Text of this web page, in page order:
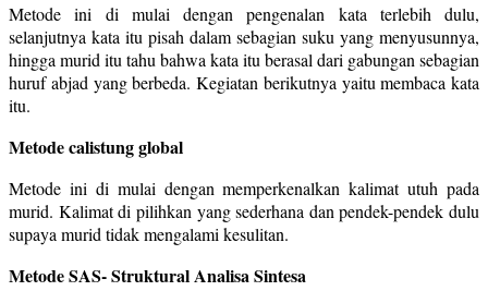
Metode ini di mulai dengan pengenalan kata terlebih dulu,
selanjutnya kata itu pisah dalam sebagian suku yang menyusunnya,
hingga murid itu tahu bahwa kata itu berasal dari gabungan sebagian
huruf abjad yang berbeda. Kegiatan berikutnya yaitu membaca kata
itu.
Metode calistung global
Metode ini di mulai dengan memperkenalkan kalimat utuh pada
murid. Kalimat di pilihkan yang sederhana dan pendek-pendek dulu
supaya murid tidak mengalami kesulitan.
Metode SAS- Struktural Analisa Sintesa